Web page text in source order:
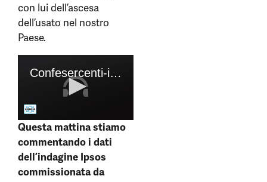
con lui dell’ascesa
dell’usato nel nostro
Paese.
Questa mattina stiamo
commentando i dati
dell’indagine Ipsos
commissionata da